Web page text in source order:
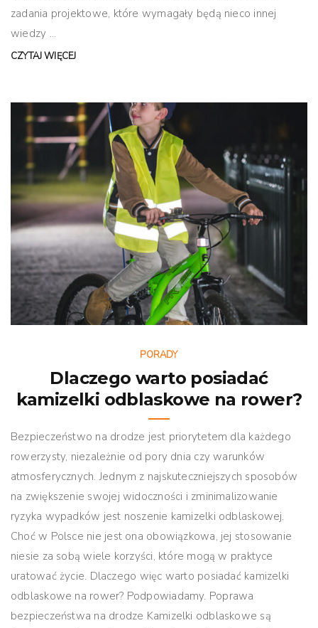
zadania projektowe, które wymagały będą nieco innej
wiedzy ...
CZYTAJ WIĘCEJ
PORADY
Dlaczego warto posiadać
kamizelki odblaskowe na rower?
Bezpieczeństwo na drodze jest priorytetem dla każdego
rowerzysty, niezależnie od pory dnia czy warunków
atmosferycznych. Jednym z najskuteczniejszych sposobów
na zwiększenie swojej widoczności i zminimalizowanie
ryzyka wypadków jest noszenie kamizelki odblaskowej.
Choć w Polsce nie jest ona obowiązkowa, jej stosowanie
niesie za sobą wiele korzyści, które mogą w praktyce
uratować życie. Dlaczego więc warto posiadać kamizelki
odblaskowe na rower? Podpowiadamy. Poprawa
bezpieczeństwa na drodze Kamizelki odblaskowe są